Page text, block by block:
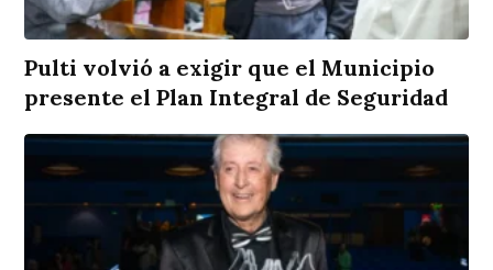
Pulti volvió a exigir que el Municipio
presente el Plan Integral de Seguridad